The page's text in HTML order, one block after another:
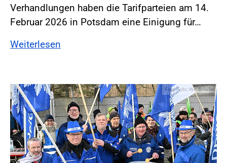
Verhandlungen haben die Tarifparteien am 14.
Februar 2026 in Potsdam eine Einigung für…
Weiterlesen
Foto:Foto: Windmüller